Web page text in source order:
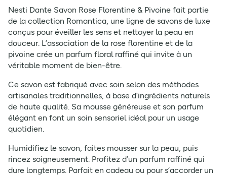
Nesti Dante Savon Rose Florentine & Pivoine fait partie
de la collection Romantica, une ligne de savons de luxe
conçus pour éveiller les sens et nettoyer la peau en
douceur. L’association de la rose florentine et de la
pivoine crée un parfum floral raffiné qui invite à un
véritable moment de bien-être.
Ce savon est fabriqué avec soin selon des méthodes
artisanales traditionnelles, à base d’ingrédients naturels
de haute qualité. Sa mousse généreuse et son parfum
élégant en font un soin sensoriel idéal pour un usage
quotidien.
Humidifiez le savon, faites mousser sur la peau, puis
rincez soigneusement. Profitez d’un parfum raffiné qui
dure longtemps. Parfait en cadeau ou pour s’accorder un